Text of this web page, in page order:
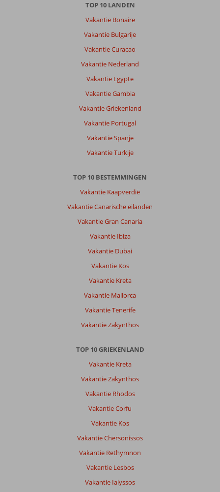
TOP 10 LANDEN
Vakantie Bonaire
Vakantie Bulgarije
Vakantie Curacao
Vakantie Nederland
Vakantie Egypte
Vakantie Gambia
Vakantie Griekenland
Vakantie Portugal
Vakantie Spanje
Vakantie Turkije
TOP 10 BESTEMMINGEN
Vakantie Kaapverdië
Vakantie Canarische eilanden
Vakantie Gran Canaria
Vakantie Ibiza
Vakantie Dubai
Vakantie Kos
Vakantie Kreta
Vakantie Mallorca
Vakantie Tenerife
Vakantie Zakynthos
TOP 10 GRIEKENLAND
Vakantie Kreta
Vakantie Zakynthos
Vakantie Rhodos
Vakantie Corfu
Vakantie Kos
Vakantie Chersonissos
Vakantie Rethymnon
Vakantie Lesbos
Vakantie Ialyssos